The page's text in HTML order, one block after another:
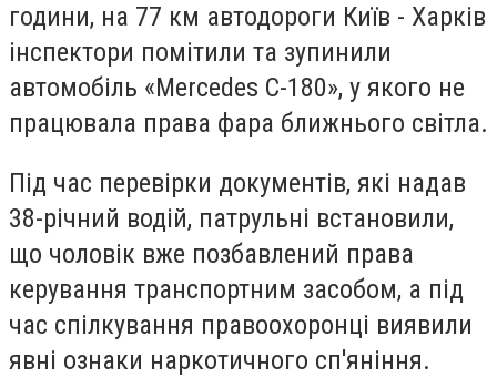
години, на 77 км автодороги Київ - Харків
інспектори помітили та зупинили
автомобіль «Mercedes C-180», у якого не
працювала права фара ближнього світла.
Під час перевірки документів, які надав
38-річний водій, патрульні встановили,
що чоловік вже позбавлений права
керування транспортним засобом, а під
час спілкування правоохоронці виявили
явні ознаки наркотичного сп'яніння.